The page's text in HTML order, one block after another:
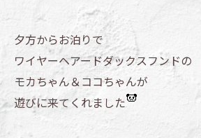
夕方からお泊りで
ワイヤーヘアードダックスフンドの
モカちゃん＆ココちゃんが
遊びに来てくれました